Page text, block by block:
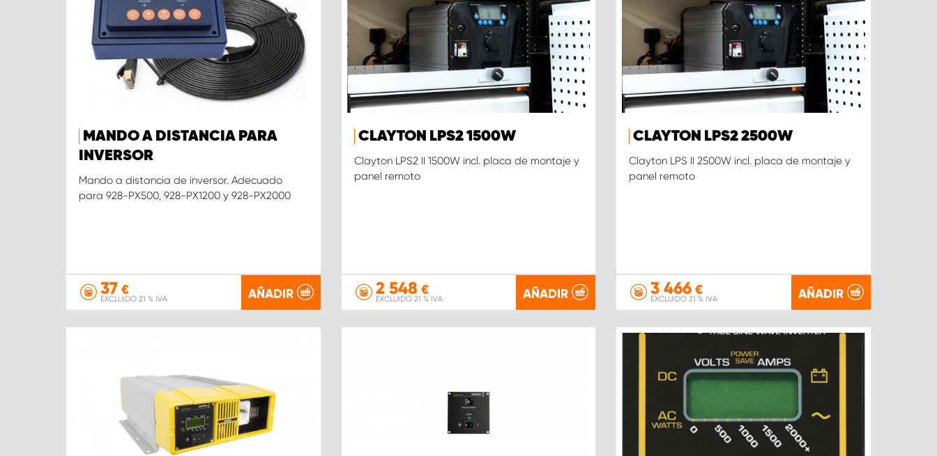
MANDO A DISTANCIA PARA
INVERSOR
Mando a distancia de inversor. Adecuado
para 928-PX500, 928-PX1200 y 928-PX2000
37 €
EXCLUIDO 21 % IVA AÑADIR
CLAYTON LPS2 1500W
Clayton LPS2 II 1500W incl. placa de montaje y
panel remoto
2 548 €
EXCLUIDO 21 % IVA AÑADIR
CLAYTON LPS2 2500W
Clayton LPS II 2500W incl. placa de montaje y
panel remoto
3 466 €
EXCLUIDO 21 % IVA AÑADIR